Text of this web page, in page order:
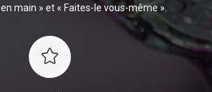
main » et « Faites-le vous-même ».